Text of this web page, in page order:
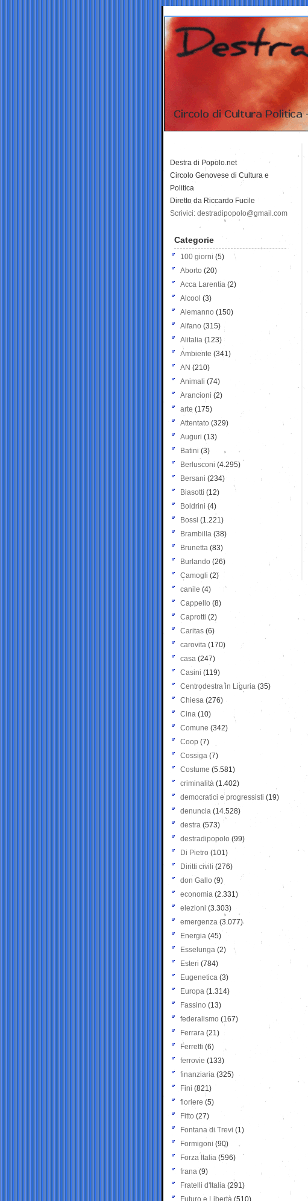
Destra di Popolo.net
Circolo Genovese di Cultura e
Politica
Diretto da Riccardo Fucile
Scrivici: destradipopolo@gmail.com
Categorie
100 giorni (5)
Aborto (20)
Acca Larentia (2)
Alcool (3)
Alemanno (150)
Alfano (315)
Alitalia (123)
Ambiente (341)
AN (210)
Animali (74)
Arancioni (2)
arte (175)
Attentato (329)
Auguri (13)
Batini (3)
Berlusconi (4.295)
Bersani (234)
Biasotti (12)
Boldrini (4)
Bossi (1.221)
Brambilla (38)
Brunetta (83)
Burlando (26)
Camogli (2)
canile (4)
Cappello (8)
Caprotti (2)
Caritas (6)
carovita (170)
casa (247)
Casini (119)
Centrodestra in Liguria (35)
Chiesa (276)
Cina (10)
Comune (342)
Coop (7)
Cossiga (7)
Costume (5.581)
criminalità (1.402)
democratici e progressisti (19)
denuncia (14.528)
destra (573)
destradipopolo (99)
Di Pietro (101)
Diritti civili (276)
don Gallo (9)
economia (2.331)
elezioni (3.303)
emergenza (3.077)
Energia (45)
Esselunga (2)
Esteri (784)
Eugenetica (3)
Europa (1.314)
Fassino (13)
federalismo (167)
Ferrara (21)
Ferretti (6)
ferrovie (133)
finanziaria (325)
Fini (821)
fioriere (5)
Fitto (27)
Fontana di Trevi (1)
Formigoni (90)
Forza Italia (596)
frana (9)
Fratelli d'Italia (291)
Futuro e Libertà (510)